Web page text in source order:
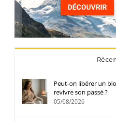
Peut-on libérer un
revivre son passé ?
05/08/2026